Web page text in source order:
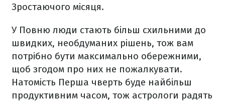
Зростаючого місяця.
У Повню люди стають більш схильними до
швидких, необдуманих рішень, тож вам
потрібно бути максимально обережними,
щоб згодом про них не пожалкувати.
Натомість Перша чверть буде найбільш
продуктивним часом, тож астрологи радять